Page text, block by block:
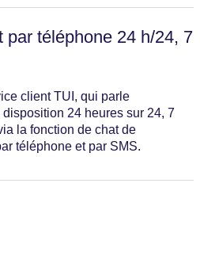
électriques
et 1 changement de linge
de 8 nuits (les deux ont lieu
de linge
à partir d’un séjour de 5
du séjour) ; changement de
payant
par téléphone 24 h/24, 7
client TUI, qui parle
24 heures sur 24, 7
la fonction de chat de
téléphone et par SMS.